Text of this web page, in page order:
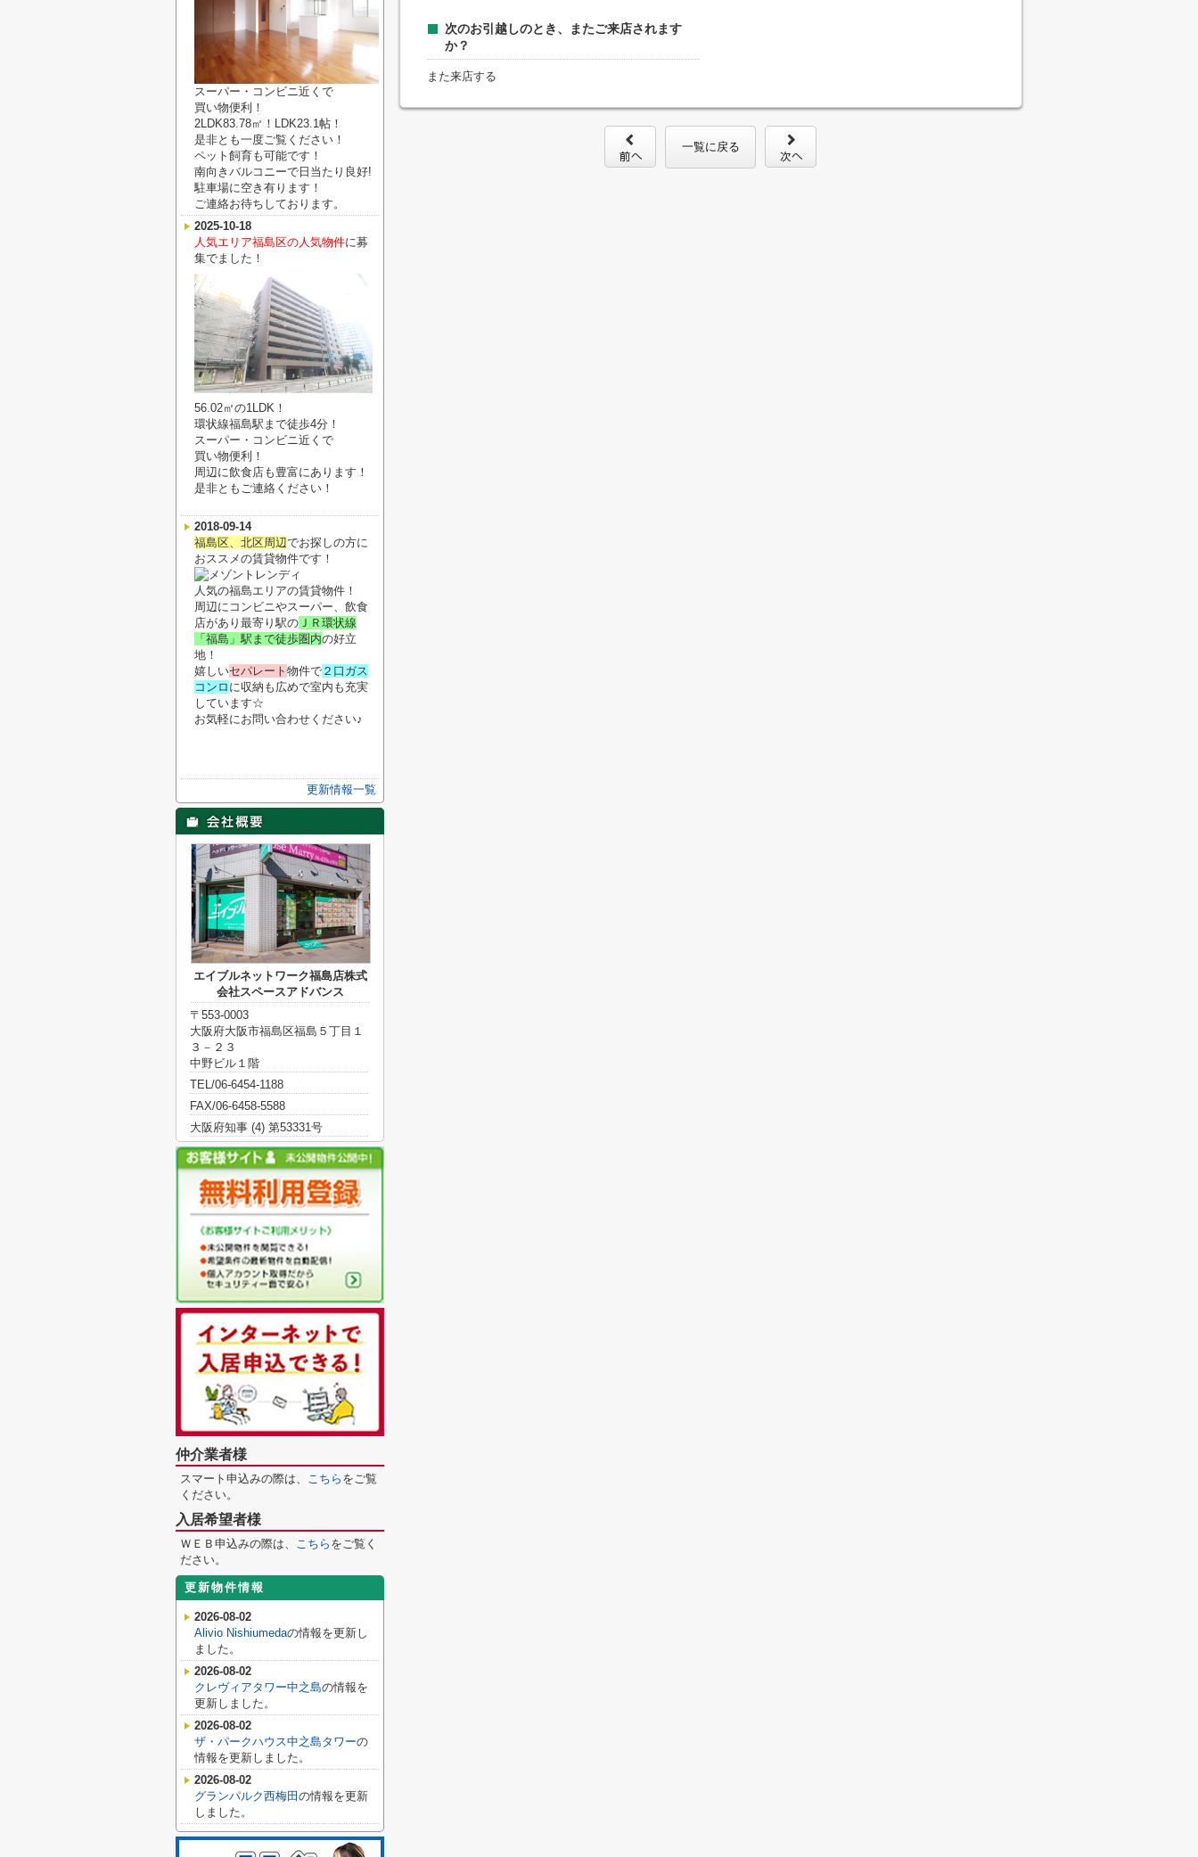
次のお引越しのとき、またご来店されます
か？
また来店する
一覧に戻る
スーパー・コンビニ近くで
買い物便利！
2LDK83.78㎡！LDK23.1帖！
是非とも一度ご覧ください！
ペット飼育も可能です！
南向きバルコニーで日当たり良好!
駐車場に空き有ります！
ご連絡お待ちしております。
2025-10-18
人気エリア福島区の人気物件に募
集でました！
56.02㎡の1LDK！
環状線福島駅まで徒歩4分！
スーパー・コンビニ近くで
買い物便利！
周辺に飲食店も豊富にあります！
是非ともご連絡ください！
2018-09-14
福島区、北区周辺でお探しの方に
おススメの賃貸物件です！
人気の福島エリアの賃貸物件！
周辺にコンビニやスーパー、飲食
店があり最寄り駅の ＪＲ環状線
「福島」駅まで徒歩圏内の好立
地！
嬉しいセパレート 物件で ２口ガス
コンロ に収納も広めで室内も充実
しています☆
お気軽にお問い合わせください♪
更新情報一覧
エイブルネットワーク福島店株式
会社スペースアドバンス
〒553-0003
大阪府大阪市福島区福島５丁目１
３－２３
中野ビル１階
TEL/06-6454-1188
FAX/06-6458-5588
大阪府知事 (4) 第53331号
仲介業者様
スマート申込みの際は、 こちら をご覧
ください。
入居希望者様
ＷＥＢ申込みの際は、 こちら をご覧く
ださい。
更新物件情報
2026-08-02
Alivio Nishiumedaの情報を更新し
ました。
2026-08-02
クレヴィアタワー中之島の情報を
更新しました。
2026-08-02
ザ・パークハウス中之島タワーの
情報を更新しました。
2026-08-02
グランパルク西梅田 の情報を更新
しました。